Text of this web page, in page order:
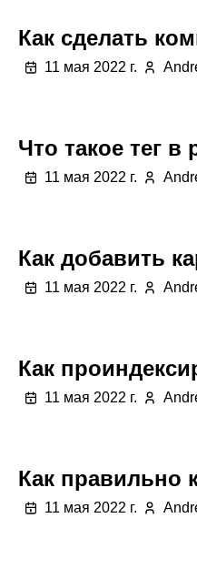
Как сделать
11 мая 2022 г.
Что такое тег
11 мая 2022 г.
Как добавить
11 мая 2022 г.
Как
11 мая 2022 г.
Как правильно
11 мая 2022 г.